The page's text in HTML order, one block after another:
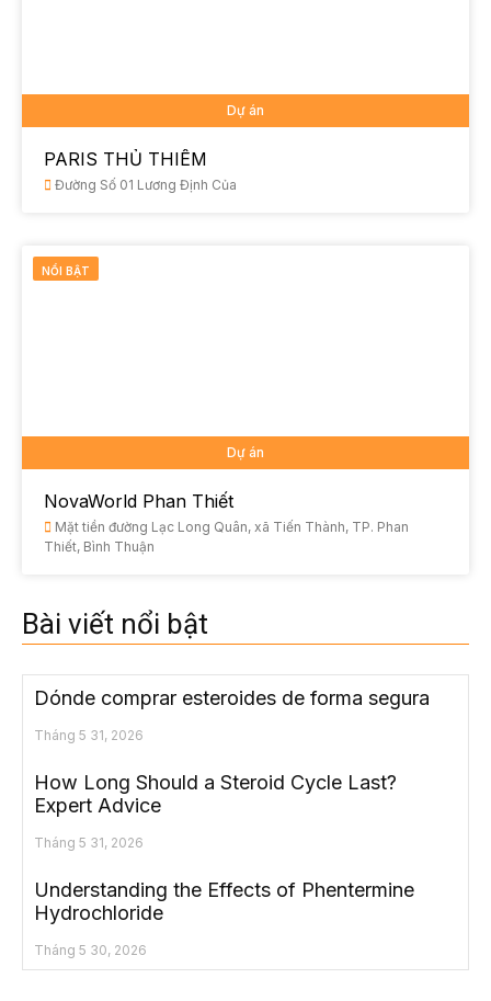
Dự án
PARIS THỦ THIÊM
Đường Số 01 Lương Định Của
NỔI BẬT
Dự án
NovaWorld Phan Thiết
Mặt tiền đường Lạc Long Quân, xã Tiến Thành, TP. Phan
Thiết, Bình Thuận
Bài viết nổi bật
Dónde comprar esteroides de forma segura
Tháng 5 31, 2026
How Long Should a Steroid Cycle Last?
Expert Advice
Tháng 5 31, 2026
Understanding the Effects of Phentermine
Hydrochloride
Tháng 5 30, 2026